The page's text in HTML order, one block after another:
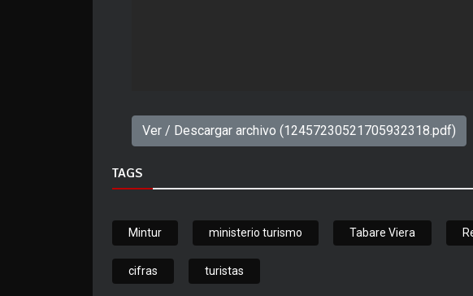
Ver / Descargar archivo (12457230521705932318.pdf)
TAGS
Mintur ministerio turismo Tabare Viera
cifras turistas